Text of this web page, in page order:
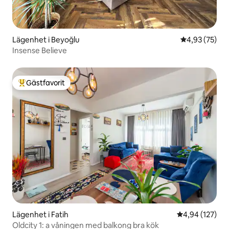
Lägenhet i Beyoğlu 4,93 av 5 i
4,93 (75)
Insense Believe
Populär gästfavorit
Gästfavorit
Lägenhet i Fatih 4,94 av 5 i
4,94 (127)
Oldcity 1: a våningen med balkong bra kök